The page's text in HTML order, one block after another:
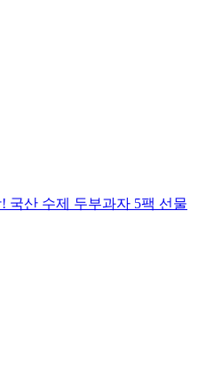
국산 수제 두부과자 5팩 선물